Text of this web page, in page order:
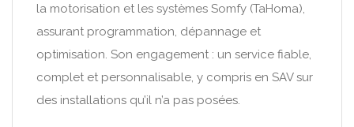
la motorisation et les systèmes Somfy (TaHoma),
assurant programmation, dépannage et
optimisation. Son engagement : un service fiable,
complet et personnalisable, y compris en SAV sur
des installations qu’il n’a pas posées.